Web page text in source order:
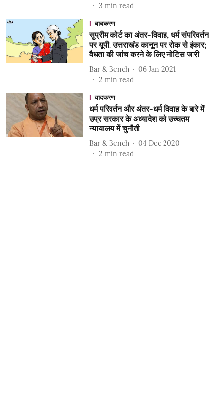
3 min read
वादकरण
सुप्रीम कोर्ट का अंतर-विवाह, धर्म संपरिवर्तन
पर यूपी, उत्तराखंड कानून पर रोक से इंकार;
वैधता की जांच करने के लिए नोटिस जारी
Bar & Bench
06 Jan 2021
2 min read
वादकरण
धर्म परिवर्तन और अंतर-धर्म विवाह के बारे में
उप्र सरकार के अध्यादेश को उच्चतम
न्यायालय में चुनौती
Bar & Bench
04 Dec 2020
2 min read